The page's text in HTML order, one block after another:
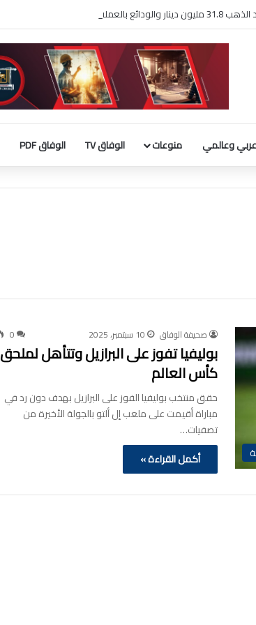
9 مليارات دينار
عربي وعالمي منوعات الوفاق TV الوفاق PDF
صحيفة الوفاق 10 سبتمبر، 2025 0
بوليفيا تفوز على البرازيل وتتأهل لملحق
كأس العالم
حقق منتخب بوليفيا الفوز على البرازيل بهدف دون رد في
مباراة أقيمت على ملعب إل ألتو بالجولة الأخيرة من
تصفيات…
أكمل القراءة »